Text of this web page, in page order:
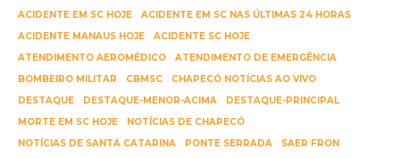
ACIDENTE EM SC HOJE
ACIDENTE EM SC NAS ÚLTIMAS 24 HORAS
ACIDENTE MANAUS HOJE
ACIDENTE SC HOJE
ATENDIMENTO AEROMÉDICO
ATENDIMENTO DE EMERGÊNCIA
BOMBEIRO MILITAR
CBMSC
CHAPECÓ NOTÍCIAS AO VIVO
DESTAQUE
DESTAQUE-MENOR-ACIMA
DESTAQUE-PRINCIPAL
MORTE EM SC HOJE
NOTÍCIAS DE CHAPECÓ
NOTÍCIAS DE SANTA CATARINA
PONTE SERRADA SAER FRON